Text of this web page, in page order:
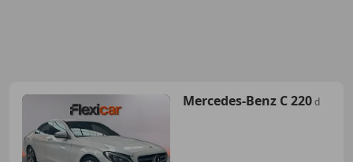
Mercedes-Benz C 220d